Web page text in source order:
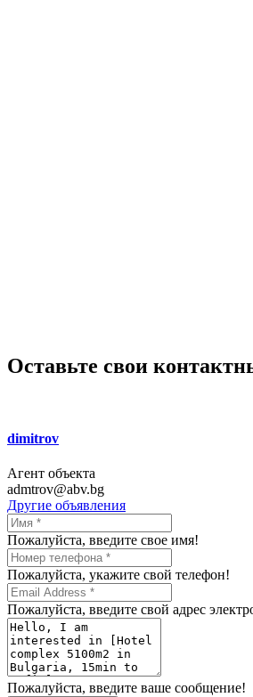
Оставьте свои
dimitrov
Агент объекта
admtrov@abv.bg
Другие объявления
Пожалуйста, введите свое имя!
Пожалуйста, укажите свой телефон!
Пожалуйста, введите свой адрес
Пожалуйста, введите ваше сообщение!